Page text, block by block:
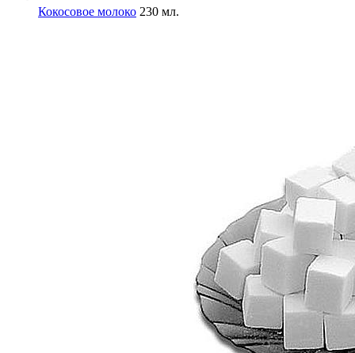
Кокосовое молоко 230 мл.